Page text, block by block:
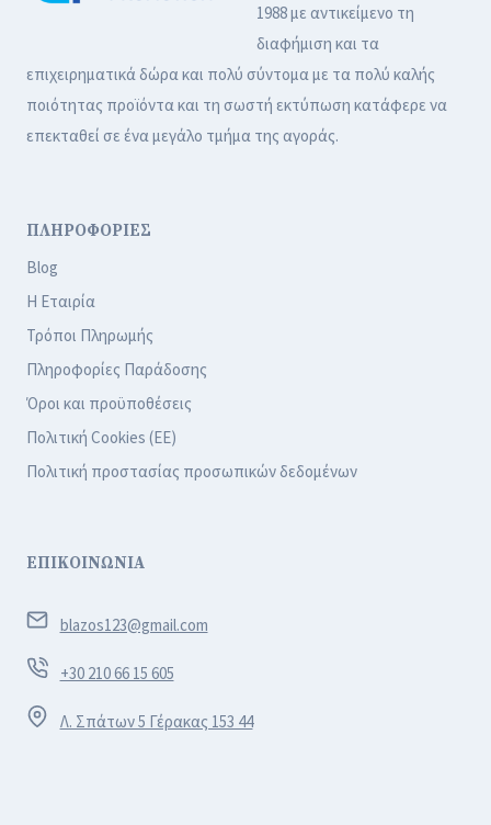
1988 με αντικείμενο τη
διαφήμιση και τα
επιχειρηματικά δώρα και πολύ σύντομα με τα πολύ καλής
ποιότητας προϊόντα και τη σωστή εκτύπωση κατάφερε να
επεκταθεί σε ένα μεγάλο τμήμα της αγοράς.
ΠΛΗΡΟΦΟΡΙΕΣ
Blog
Η Εταιρία
Τρόποι Πληρωμής
Πληροφορίες Παράδοσης
Όροι και προϋποθέσεις
Πολιτική Cookies (ΕΕ)
Πολιτική προστασίας προσωπικών δεδομένων
ΕΠΙΚΟΙΝΩΝΙΑ
blazos123@gmail.com
+30 210 66 15 605
Λ. Σπάτων 5 Γέρακας 153 44